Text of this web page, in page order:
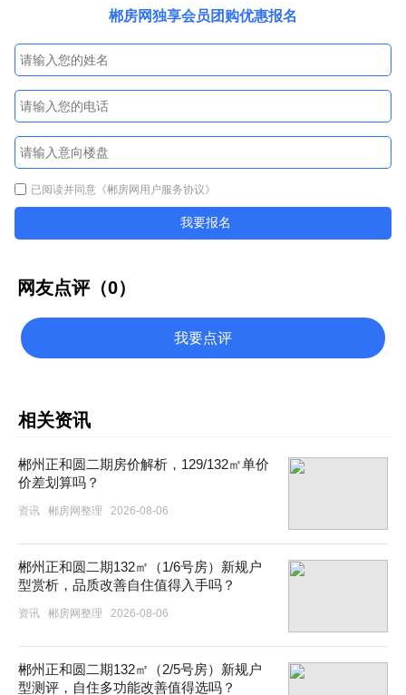
郴房网独享会员团购优惠报名
已阅读并同意 《郴房网用户服务协议》
我要报名
网友点评（0）
我要点评
相关资讯
郴州正和圆二期房价解析，129/132㎡单价
价差划算吗？
资讯 郴房网整理 2026-08-06
郴州正和圆二期132㎡（1/6号房）新规户
型赏析，品质改善自住值得入手吗？
资讯 郴房网整理 2026-08-06
郴州正和圆二期132㎡（2/5号房）新规户
型测评，自住多功能改善值得选吗？